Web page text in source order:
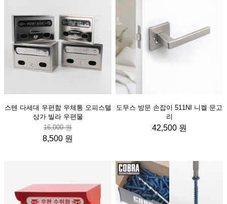
스텐 다세대 우편함 우체통 오피스텔
상가 빌라 우편물
16,000 원
8,500 원
도무스 방문 손잡이 511NI 니켈 문고
리
42,500 원